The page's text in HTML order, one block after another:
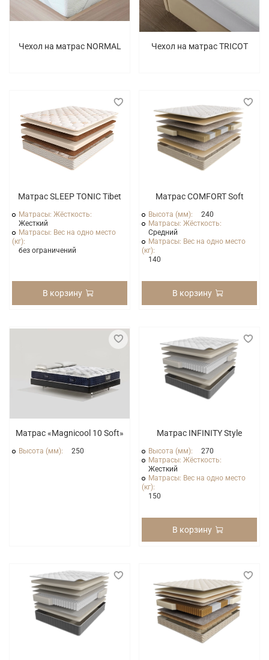
Чехол на матрас NORMAL Чехол на матрас TRICOT
Матрас SLEEP TONIC Tibet
Матрасы: Жёсткость:
Жесткий
Матрасы: Вес на одно место
(кг):
без ограничений
В корзину
Матрас COMFORT Soft
Высота (мм):
240
Матрасы: Жёсткость:
Средний
Матрасы: Вес на одно место
(кг):
140
В корзину
Матрас «Magnicool 10 Soft»
Высота (мм): 250
Матрас INFINITY Style
Высота (мм):
270
Матрасы: Жёсткость:
Жесткий
Матрасы: Вес на одно место
(кг):
150
В корзину